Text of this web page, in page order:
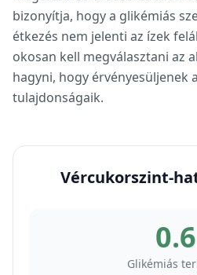
bizonyítja, hogy a glikémiás
étkezés nem jelenti az ízek
okosan kell megválasztani az
hagyni, hogy érvényesüljenek
tulajdonságaik.
Vércukorszint-
0.6
Glikémiás